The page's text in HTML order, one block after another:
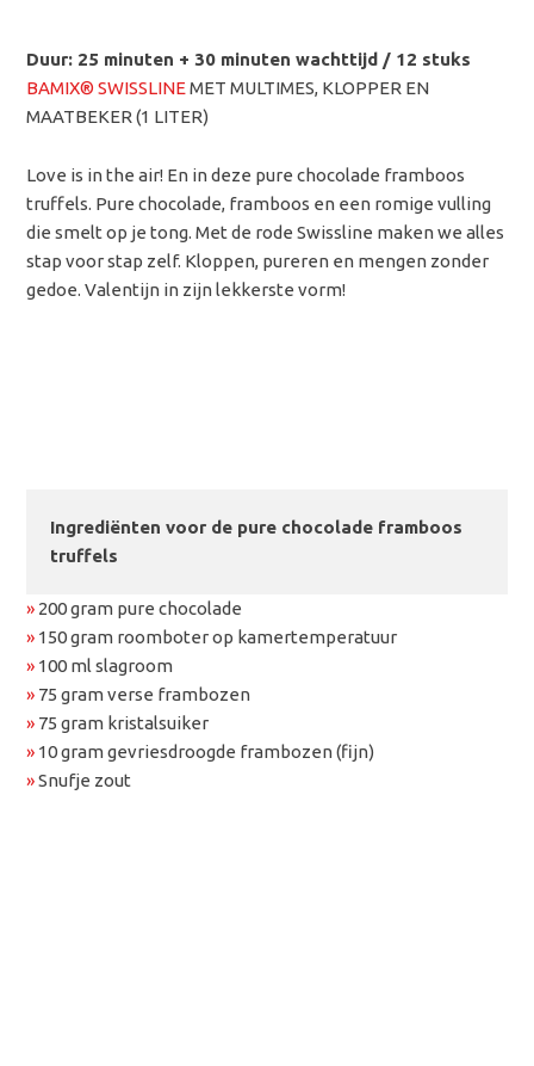
Duur: 25 minuten + 30 minuten wachttijd / 12 stuks
BAMIX® SWISSLINE MET MULTIMES, KLOPPER EN
MAATBEKER (1 LITER)
Love is in the air! En in deze pure chocolade framboos
truffels. Pure chocolade, framboos en een romige vulling
die smelt op je tong. Met de rode Swissline maken we alles
stap voor stap zelf. Kloppen, pureren en mengen zonder
gedoe. Valentijn in zijn lekkerste vorm!
Ingrediënten voor de pure chocolade framboos
truffels
» 200 gram pure chocolade
» 150 gram roomboter op kamertemperatuur
» 100 ml slagroom
» 75 gram verse frambozen
» 75 gram kristalsuiker
» 10 gram gevriesdroogde frambozen (fijn)
»Snufje zout